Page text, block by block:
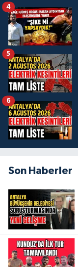
4
5
6
Son Haberler